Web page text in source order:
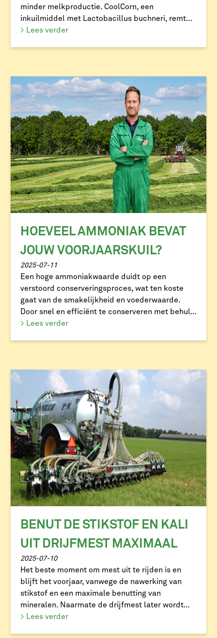
minder melkproductie. CoolCorn, een
inkuilmiddel met Lactobacillus buchneri, remt
effectief gisten en schimmels. Een kleine
> Lees verder
HOEVEEL AMMONIAK BEVAT
JOUW VOORJAARSKUIL?
2025-07-11
Een hoge ammoniakwaarde duidt op een
verstoord conserveringsproces, wat ten koste
gaat van de smakelijkheid en voederwaarde.
Door snel en efficiënt te conserveren met behulp
van melkzuurbacteriën en een inkuilmiddel zoals
> Lees verder
BENUT DE STIKSTOF EN KALI
UIT DRIJFMEST MAXIMAAL
2025-07-10
Het beste moment om mest uit te rijden is en
blijft het voorjaar, vanwege de nawerking van
stikstof en een maximale benutting van
mineralen. Naarmate de drijfmest later wordt
uitgereden daalt de stikstofbenutting. Tussen
> Lees verder